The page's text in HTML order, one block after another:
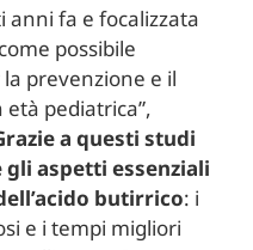
anni fa e focalizzata
possibile
prevenzione e il
pediatrica”,
a questi studi
aspetti essenziali
butirrico: i
e i tempi migliori